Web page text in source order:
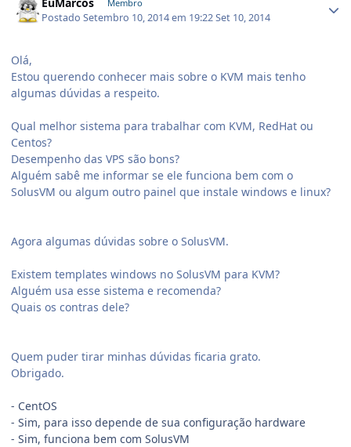
EuMarcos Membro
PostadoSetembro 10, 2014 em 19:22Set 10, 2014
Olá,
Estou querendo conhecer mais sobre o KVM mais tenho
algumas dúvidas a respeito.
Qual melhor sistema para trabalhar com KVM, RedHat ou
Centos?
Desempenho das VPS são bons?
Alguém sabê me informar se ele funciona bem com o
SolusVM ou algum outro painel que instale windows e linux?
Agora algumas dúvidas sobre o SolusVM.
Existem templates windows no SolusVM para KVM?
Alguém usa esse sistema e recomenda?
Quais os contras dele?
Quem puder tirar minhas dúvidas ficaria grato.
Obrigado.
- CentOS
- Sim, para isso depende de sua configuração hardware
- Sim, funciona bem com SolusVM